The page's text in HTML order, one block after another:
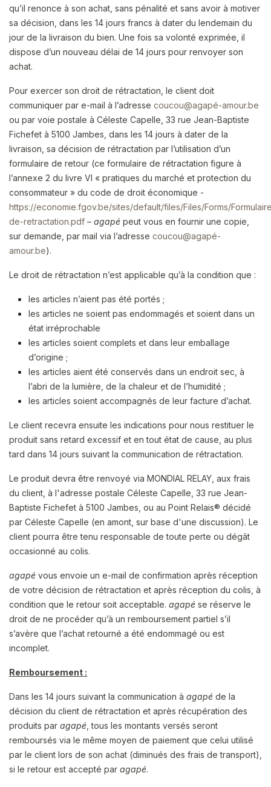
qu’il renonce à son achat, sans pénalité et sans avoir à motiver
sa décision, dans les 14 jours francs à dater du lendemain du
jour de la livraison du bien. Une fois sa volonté exprimée, il
dispose d’un nouveau délai de 14 jours pour renvoyer son
achat.
Pour exercer son droit de rétractation, le client doit
communiquer par e-mail à l’adresse coucou@agapé-amour.be
ou par voie postale à Céleste Capelle, 33 rue Jean-Baptiste
Fichefet à 5100 Jambes, dans les 14 jours à dater de la
livraison, sa décision de rétractation par l’utilisation d’un
formulaire de retour (ce formulaire de rétractation figure à
l’annexe 2 du livre VI « pratiques du marché et protection du
consommateur » du code de droit économique -
https://economie.fgov.be/sites/default/files/Files/Forms/
de-retractation.pdf – agapé peut vous en fournir une copie,
sur demande, par mail via l’adresse coucou@agapé-
amour.be).
Le droit de rétractation n’est applicable qu’à la condition que :
les articles n’aient pas été portés ;
les articles ne soient pas endommagés et soient dans un
état irréprochable
les articles soient complets et dans leur emballage
d’origine ;
les articles aient été conservés dans un endroit sec, à
l’abri de la lumière, de la chaleur et de l’humidité ;
les articles soient accompagnés de leur facture d’achat.
Le client recevra ensuite les indications pour nous restituer le
produit sans retard excessif et en tout état de cause, au plus
tard dans 14 jours suivant la communication de rétractation.
Le produit devra être renvoyé via MONDIAL RELAY, aux frais
du client, à l'adresse postale Céleste Capelle, 33 rue Jean-
Baptiste Fichefet à 5100 Jambes, ou au Point Relais® décidé
par Céleste Capelle (en amont, sur base d'une discussion). Le
client pourra être tenu responsable de toute perte ou dégât
occasionné au colis.​
agapé vous envoie un e-mail de confirmation après réception
de votre décision de rétractation et après réception du colis, à
condition que le retour soit acceptable. agapé se réserve le
droit de ne procéder qu’à un remboursement partiel s’il
s’avère que l’achat retourné a été endommagé ou est
incomplet.
Remboursement :
Dans les 14 jours suivant la communication à agapé de la
décision du client de rétractation et après récupération des
produits par agapé , tous les montants versés seront
remboursés via le même moyen de paiement que celui utilisé
par le client lors de son achat (diminués des frais de transport),
si le retour est accepté par agapé.